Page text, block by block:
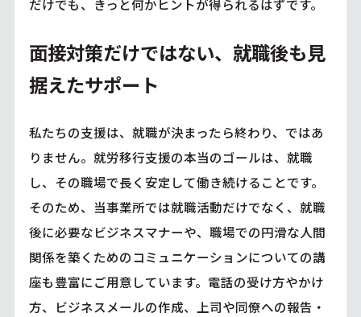
だけでも、きっと何かヒントが得られるはずです。
面接対策だけではない、就職後も見
据えたサポート
私たちの支援は、就職が決まったら終わり、ではあ
りません。就労移行支援の本当のゴールは、就職
し、その職場で長く安定して働き続けることです。
そのため、当事業所では就職活動だけでなく、就職
後に必要なビジネスマナーや、職場での円滑な人間
関係を築くためのコミュニケーションについての講
座も豊富にご用意しています。電話の受け方やかけ
方、ビジネスメールの作成、上司や同僚への報告・